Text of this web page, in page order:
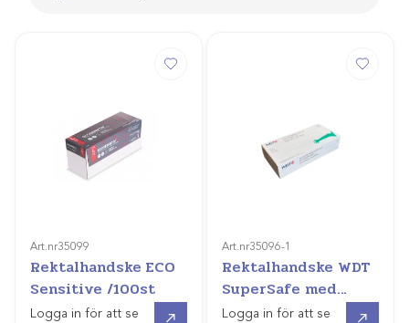
Art.nr35099
Rektalhandske ECO
Sensitive /100st
Logga in för att se
Art.nr35096-1
Rektalhandske WDT
SuperSafe med
axelskydd /50st
Logga in för att se